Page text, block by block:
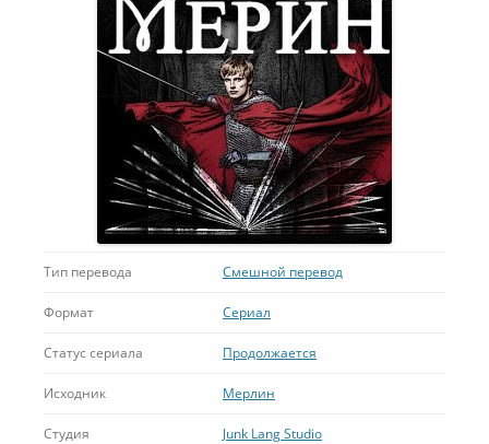
Тип перевода Смешной перевод
Формат Сериал
Статус сериала Продолжается
Исходник Мерлин
Студия Junk Lang Studio